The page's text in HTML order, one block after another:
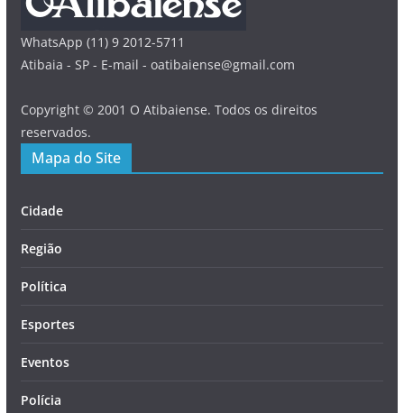
WhatsApp (11) 9 2012-5711
Atibaia - SP - E-mail - oatibaiense@gmail.com
Copyright © 2001 O Atibaiense. Todos os direitos
reservados.
Mapa do Site
Cidade
Região
Política
Esportes
Eventos
Polícia